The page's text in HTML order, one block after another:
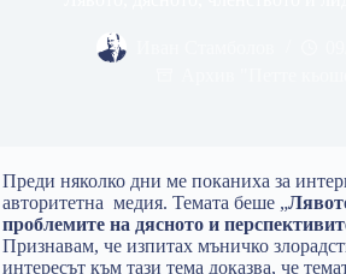
Преди няколко дни ме поканиха за
авторитетна медия. Темата беше „
проблемите на дясното и
Признавам, че изпитах мъничко
интересът към тази тема доказва, че